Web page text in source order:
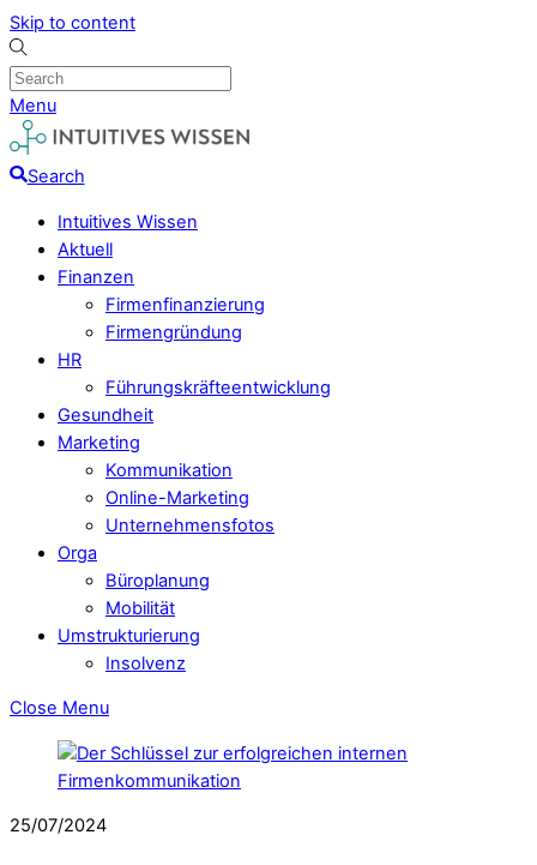
Skip to content
Menu
Search
Intuitives Wissen
Aktuell
Finanzen
Firmenfinanzierung
Firmengründung
HR
Führungskräfteentwicklung
Gesundheit
Marketing
Kommunikation
Online-Marketing
Unternehmensfotos
Orga
Büroplanung
Mobilität
Umstrukturierung
Insolvenz
Close Menu
25/07/2024